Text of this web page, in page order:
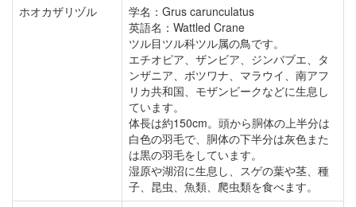
ホオカザリヅル
学名：Grus carunculatus
英語名：Wattled Crane
ツル目ツル科ツル属の鳥です。
エチオピア、ザンビア、ジンバブエ、タ
ンザニア、ボツワナ、マラウイ、南アフ
リカ共和国、モザンビークなどに生息し
ています。
体長は約150cm。頭から胴体の上半分は
白色の羽毛で、胴体の下半分は灰色また
は黒の羽毛をしています。
湿原や湖沼に生息し、スゲの葉や茎、種
子、昆虫、魚類、爬虫類を食べます。